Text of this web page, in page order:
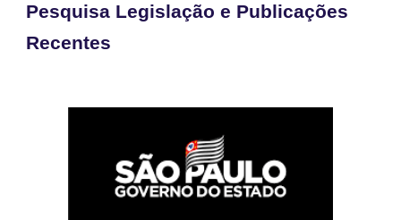
Pesquisa Legislação e Publicações
Recentes